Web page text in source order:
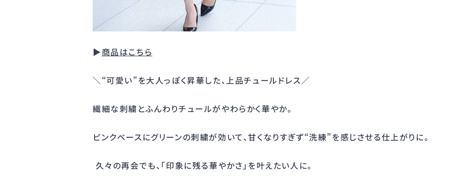
▶︎商品はこちら
＼“可愛い”を大人っぽく昇華した、上品チュールドレス／
繊細な刺繍とふんわりチュールがやわらかく華やか。
ピンクベースにグリーンの刺繍が効いて、甘くなりすぎず“洗練”を感じさせる仕上がりに。
久々の再会でも、「印象に残る華やかさ」を叶えたい人に。